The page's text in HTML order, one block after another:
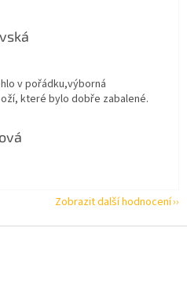
je 5 z 5 hvězdiček.
v pořádku,výborná
které bylo dobře zabalené.
je 5 z 5 hvězdiček.
Zobrazit další hodnocení